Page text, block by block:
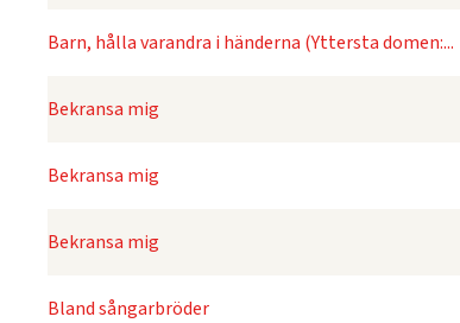
Barn, hålla varandra i händerna (Yttersta domen:...
Bekransa mig
Bekransa mig
Bekransa mig
Bland sångarbröder